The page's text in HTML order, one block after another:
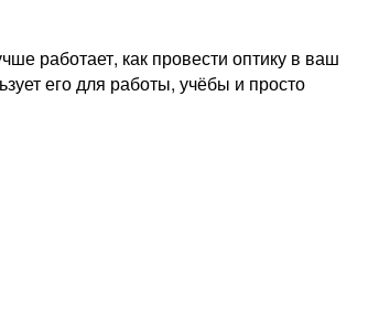
работает, как провести оптику в ваш
его для работы, учёбы и просто